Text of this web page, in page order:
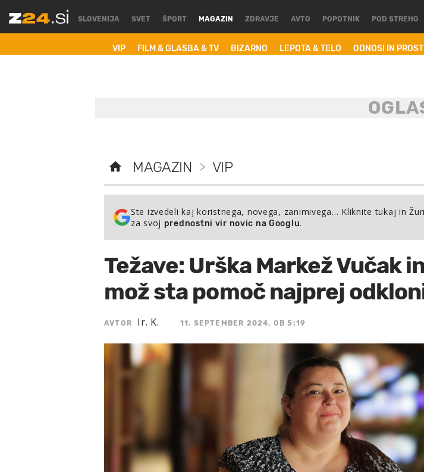
SLOVENIJA SVET ŠPORT MAGAZIN
VIP FILM & GLASBA & TV BIZARNO LEPOTA & TELO ODNOSI IN
ZDRAVJE AVTO POPOTNIK POD STREHO
MAGAZIN > VIP
Ste izvedeli kaj koristnega, novega, zanimivega… Kliknite tukaj in
za svoj prednostni vir novic na Googlu.
Težave: Urška Markež Vučak
mož sta pomoč najprej
AVTOR Ir. K. 11. SEPTEMBER 2024, OB 5:19